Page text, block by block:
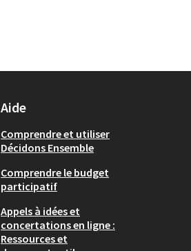
Aide
Comprendre et utiliser
Décidons Ensemble
Comprendre le budget
participatif
Appels à idées et
concertations en ligne :
Ressources et